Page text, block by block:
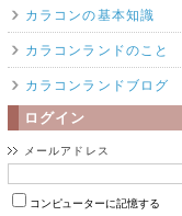
カラコンの基本知識
カラコンランドのこと
カラコンランドブログ
ログイン
メールアドレス
コンピューターに記憶する